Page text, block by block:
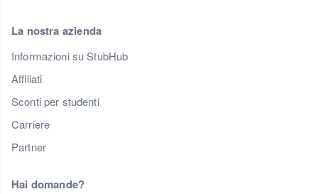
La nostra azienda
Informazioni su StubHub
Affiliati
Sconti per studenti
Carriere
Partner
Hai domande?